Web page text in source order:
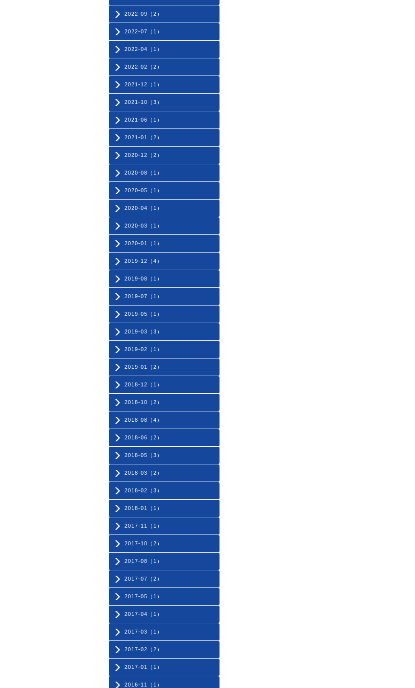
2022-09（2）
2022-07（1）
2022-04（1）
2022-02（2）
2021-12（1）
2021-10（3）
2021-06（1）
2021-01（2）
2020-12（2）
2020-08（1）
2020-05（1）
2020-04（1）
2020-03（1）
2020-01（1）
2019-12（4）
2019-08（1）
2019-07（1）
2019-05（1）
2019-03（3）
2019-02（1）
2019-01（2）
2018-12（1）
2018-10（2）
2018-08（4）
2018-06（2）
2018-05（3）
2018-03（2）
2018-02（3）
2018-01（1）
2017-11（1）
2017-10（2）
2017-08（1）
2017-07（2）
2017-05（1）
2017-04（1）
2017-03（1）
2017-02（2）
2017-01（1）
2016-11（1）